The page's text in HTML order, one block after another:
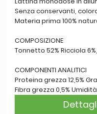
Senza conservanti,
Materia prima 100%
COMPOSIZIONE
Tonnetto 52% Ricciola 6%,
COMPONENTI ANALITICI
Proteina grezza 12,5%
Fibra grezza 0,5%